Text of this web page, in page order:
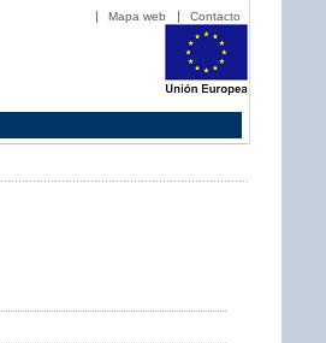
Mapa web Contacto